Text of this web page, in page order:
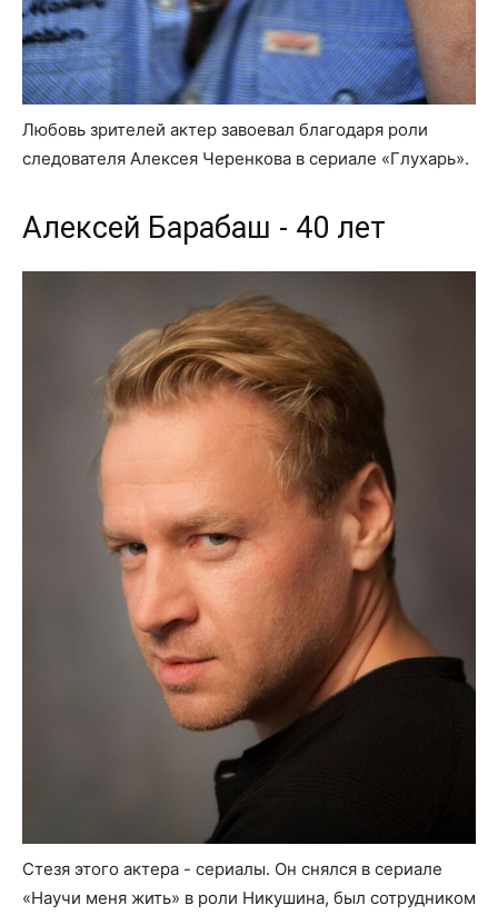
Любовь зрителей актер завоевал благодаря роли
следователя Алексея Черенкова в сериале «Глухарь».
Алексей Барабаш - 40 лет
Стезя этого актера - сериалы. Он снялся в сериале
«Научи меня жить» в роли Никушина, был сотрудником